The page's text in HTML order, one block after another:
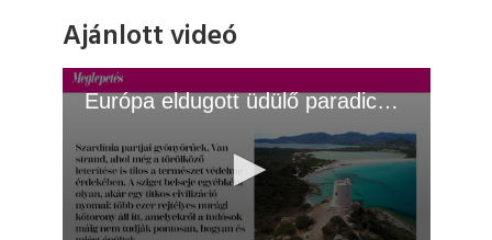
Ajánlott videó
Európa eldugott üdülő paradicsoma